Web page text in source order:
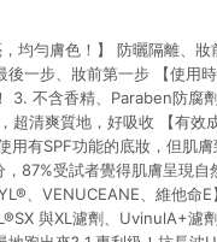
均勻膚色！】 防曬隔離、妝
後一步、妝前第一步 【使用
3. 不含香精、Paraben防腐
超清爽質地，好吸收 【有效
用有SPF功能的底妝，但肌
87%受試者覺得肌膚呈現自
、VENUCEANE、維他命
與XL濾劑、UvinulA+濾